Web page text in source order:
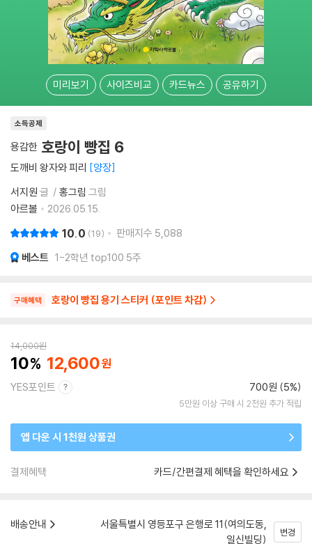
미리보기 사이즈비교 카드뉴스 공유하기
소득공제
용감한 호랑이 빵집 6
도깨비 왕자와 피리
양장
서지원 글 홍그림 그림
아르볼
2026.05.15.
10.0 19 판매지수 5,088
베스트 1-2학년 top100 5주
구매혜택 호랑이 빵집 용기 스티커 (포인트 차감)
14,000원
10 12,600
YES포인트 700원 (5%)
5만원 이상 구매 시 2천원 추가 적립
앱 다운 시 1천원 상품권
결제혜택 카드/간편결제 혜택을 확인하세요
배송안내
서울특별시 영등포구 은행로 11(여의도동,
일신빌딩)
변경